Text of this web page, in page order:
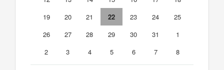
19
20 21 22 23 24
25
26
27 28 29 30 31
1
2
3 4 5 6 7 8